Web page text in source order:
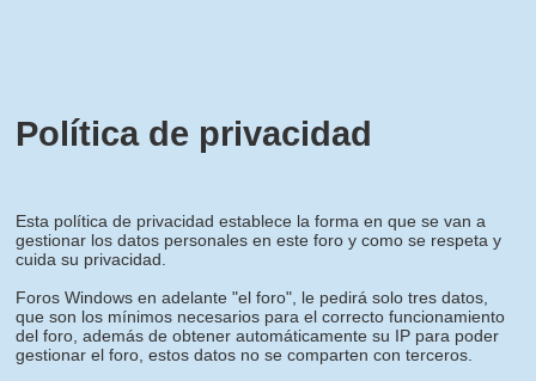
Política de privacidad
Esta política de privacidad establece la forma en que se van a
gestionar los datos personales en este foro y como se respeta y
cuida su privacidad.
Foros Windows en adelante "el foro", le pedirá solo tres datos,
que son los mínimos necesarios para el correcto funcionamiento
del foro, además de obtener automáticamente su IP para poder
gestionar el foro, estos datos no se comparten con terceros.